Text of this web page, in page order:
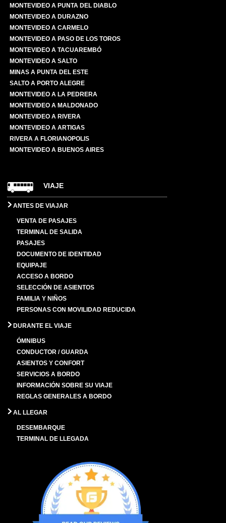
MONTEVIDEO A PUNTA DEL DIABLO
MONTEVIDEO A DURAZNO
MONTEVIDEO A CARMELO
MONTEVIDEO A PASO DE LOS TOROS
MONTEVIDEO A TACUAREMBÓ
MONTEVIDEO A SALTO
MINAS A PUNTA DEL ESTE
SALTO A PORTO ALEGRE
MONTEVIDEO A LA PEDRERA
MONTEVIDEO A MALDONADO
MONTEVIDEO A RIVERA
MONTEVIDEO A ARTIGAS
RIVERA A FLORIANOPOLIS
MONTEVIDEO A BUENOS AIRES
VIAJE
ANTES DE VIAJAR
VENTA DE PASAJES
TERMINAL DE SALIDA
PASAJES
DOCUMENTO DE IDENTIDAD
EQUIPAJE
ACCESO A BORDO
SELECCIÓN DE ASIENTOS
FAMILIA Y NIÑOS
PERSONAS CON MOVILIDAD REDUCIDA
DURANTE EL VIAJE
ÓMNIBUS
CONDUCTOR / GUARDA
ASIENTOS Y CONFORT
SERVICIOS A BORDO
INFORMACIÓN SOBRE SU VIAJE
REGLAS GENERALES A BORDO
AL LLEGAR
DESEMBARQUE
TERMINAL DE LLEGADA